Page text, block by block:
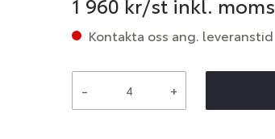
Kontakta oss ang. leveranstid
- +